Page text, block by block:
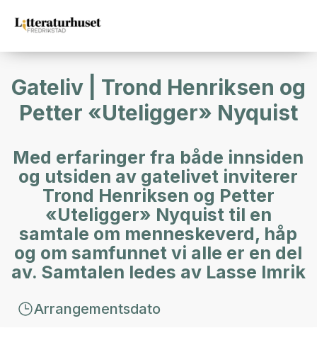
Gateliv | Trond Henriksen og
Petter «Uteligger» Nyquist
Med erfaringer fra både innsiden
og utsiden av gatelivet inviterer
Trond Henriksen og Petter
«Uteligger» Nyquist til en
samtale om menneskeverd, håp
og om samfunnet vi alle er en del
av. Samtalen ledes av Lasse Imrik
Arrangementsdato